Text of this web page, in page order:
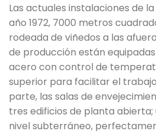
Las actuales instalaciones de
año 1972, 7000 metros
rodeada de viñedos a las
de producción están
acero con control de
superior para facilitar el
parte, las salas de
tres edificios de planta abierta;
nivel subterráneo,